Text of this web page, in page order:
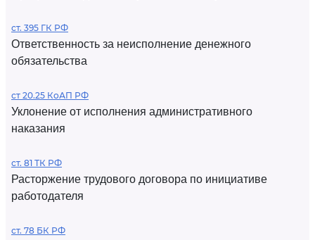
ст. 395 ГК РФ
Ответственность за неисполнение денежного
обязательства
ст 20.25 КоАП РФ
Уклонение от исполнения административного
наказания
ст. 81 ТК РФ
Расторжение трудового договора по инициативе
работодателя
ст. 78 БК РФ